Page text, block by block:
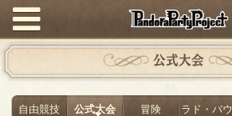
公式大会
自由競技 公式大会 冒険 ラド・バウ